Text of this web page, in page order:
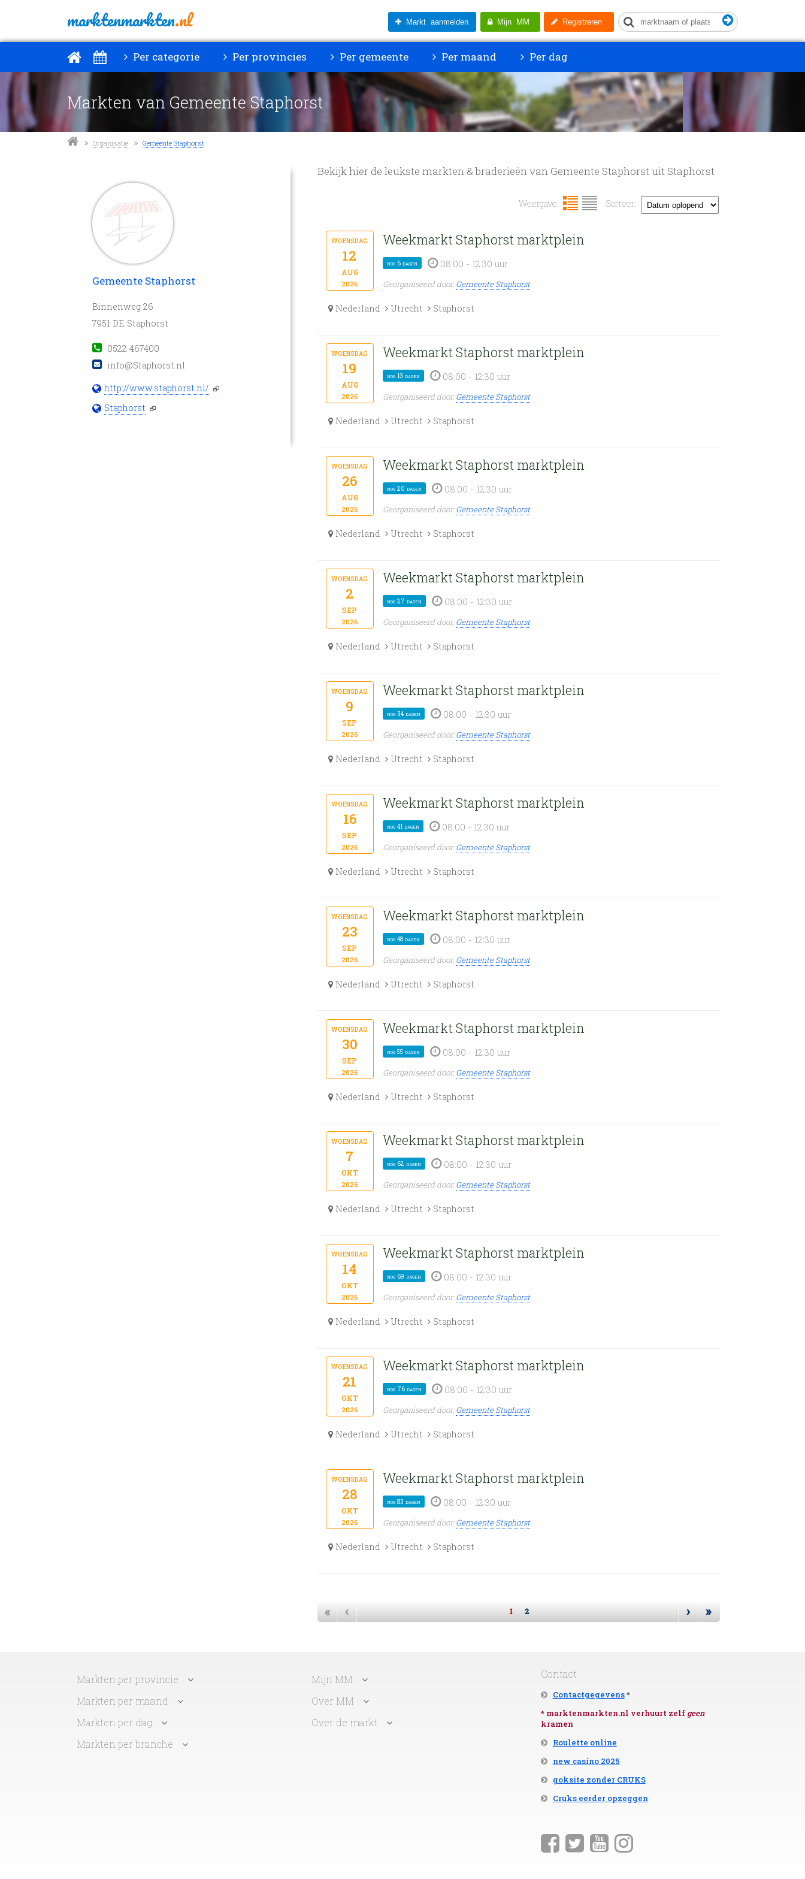
marktenmarkten.nl Registreren
Mijn MM
Markt aanmelden
Per categorie Per provincies Per gemeente Per maand Per dag
Markten van Gemeente Staphorst
Organisatie Gemeente Staphorst
Gemeente Staphorst
Binnenweg 26
7951 DE Staphorst
0522 467400
info@Staphorst.nl
http://www.staphorst.nl/
Staphorst
Bekijk hier de leukste markten & braderieën van Gemeente Staphorst uit Staphorst
Sorteer:
Weergave:
woensdag
12
aug
2026
Weekmarkt Staphorst marktplein
nog 6 dagen 08:00 - 12:30 uur
Georganiseerd door:Gemeente Staphorst
Nederland Utrecht Staphorst
woensdag
19
aug
2026
Weekmarkt Staphorst marktplein
nog 13 dagen 08:00 - 12:30 uur
Georganiseerd door:Gemeente Staphorst
Nederland Utrecht Staphorst
woensdag
26
aug
2026
Weekmarkt Staphorst marktplein
nog 20 dagen 08:00 - 12:30 uur
Georganiseerd door:Gemeente Staphorst
Nederland Utrecht Staphorst
woensdag
2
sep
2026
Weekmarkt Staphorst marktplein
nog 27 dagen 08:00 - 12:30 uur
Georganiseerd door:Gemeente Staphorst
Nederland Utrecht Staphorst
woensdag
9
sep
2026
Weekmarkt Staphorst marktplein
nog 34 dagen 08:00 - 12:30 uur
Georganiseerd door:Gemeente Staphorst
Nederland Utrecht Staphorst
woensdag
16
sep
2026
Weekmarkt Staphorst marktplein
nog 41 dagen 08:00 - 12:30 uur
Georganiseerd door:Gemeente Staphorst
Nederland Utrecht Staphorst
woensdag
23
sep
2026
Weekmarkt Staphorst marktplein
nog 48 dagen 08:00 - 12:30 uur
Georganiseerd door:Gemeente Staphorst
Nederland Utrecht Staphorst
woensdag
30
sep
2026
Weekmarkt Staphorst marktplein
nog 55 dagen 08:00 - 12:30 uur
Georganiseerd door:Gemeente Staphorst
Nederland Utrecht Staphorst
woensdag
7
okt
2026
Weekmarkt Staphorst marktplein
nog 62 dagen 08:00 - 12:30 uur
Georganiseerd door:Gemeente Staphorst
Nederland Utrecht Staphorst
woensdag
14
okt
2026
Weekmarkt Staphorst marktplein
nog 69 dagen 08:00 - 12:30 uur
Georganiseerd door:Gemeente Staphorst
Nederland Utrecht Staphorst
woensdag
21
okt
2026
Weekmarkt Staphorst marktplein
nog 76 dagen 08:00 - 12:30 uur
Georganiseerd door:Gemeente Staphorst
Nederland Utrecht Staphorst
woensdag
28
okt
2026
Weekmarkt Staphorst marktplein
nog 83 dagen 08:00 - 12:30 uur
Georganiseerd door:Gemeente Staphorst
Nederland Utrecht Staphorst
« ‹ 1 2 › »
Markten per provincie
Markten per maand
Markten per dag
Markten per branche
Mijn MM
Over MM
Over de markt
Contact
Contactgegevens*
* marktenmarkten.nl verhuurt zelf geen
kramen
Roulette online
new casino 2025
goksite zonder CRUKS
Cruks eerder opzeggen